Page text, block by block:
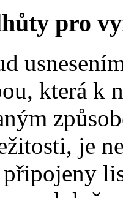
pro
která k
je